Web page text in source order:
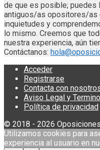
de que es posible; puedes
antiguos/as opositores/as
inquietudes y
lo mismo. Creemos que
nuestra experiencia, aún
Contáctanos:
Acceder
Registrarse
Contacta con
Aviso Legal y
Política de privacidad
© 2018 - 2026
Utilizamos cookies para
experiencia al usuario en